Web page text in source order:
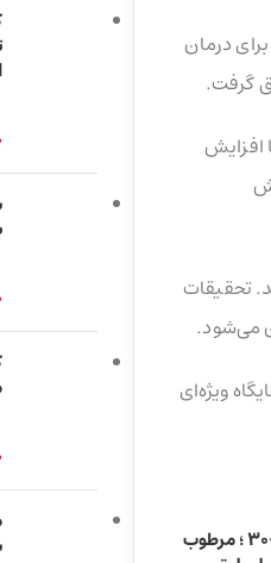
درمان
گرفت.
افزایش
تحقیقات
می‌شود.
ویژه‌ای
کرم-ژل دور چشم مزو +30 ؛ مرطوب